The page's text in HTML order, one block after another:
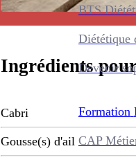
BTS
Diététique
Devenir
Formation
CAP
Ingrédients
Cabri
Gousse(s) d'ail